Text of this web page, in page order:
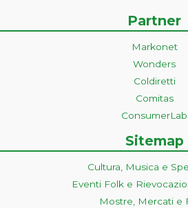
Partner
Markonet
Wonders
Coldiretti
Comitas
ConsumerLab
Sitemap
Cultura, Musica e
Eventi Folk e
Mostre, Mercati e